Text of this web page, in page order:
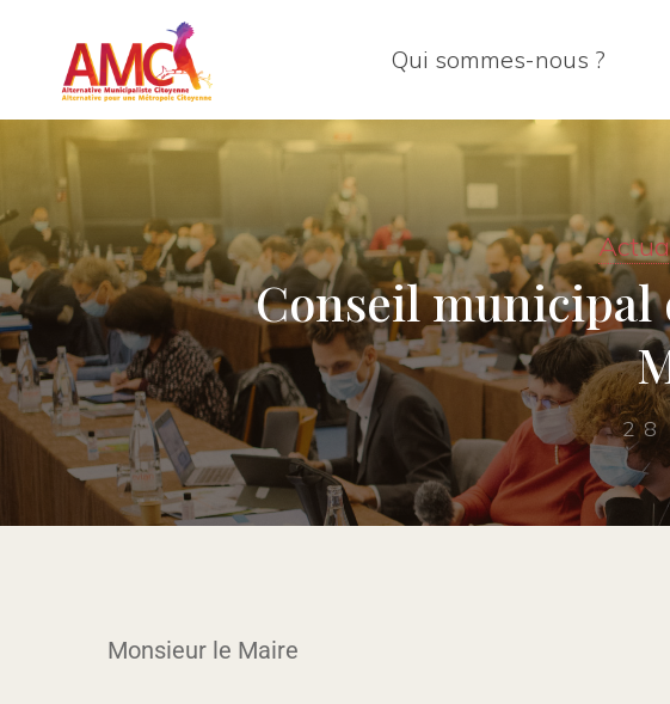
Qui sommes-nous ?
Conseil municipal
28
Monsieur le Maire